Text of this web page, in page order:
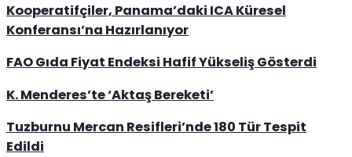
Kooperatifçiler, Panama’daki ICA Küresel
Konferansı’na Hazırlanıyor
FAO Gıda Fiyat Endeksi Hafif Yükseliş Gösterdi
K. Menderes’te ‘Aktaş Bereketi’
Tuzburnu Mercan Resifleri’nde 180 Tür Tespit
Edildi